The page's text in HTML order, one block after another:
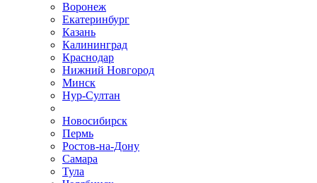
Воронеж
Екатеринбург
Казань
Калининград
Краснодар
Нижний Новгород
Минск
Нур-Султан
Новосибирск
Пермь
Ростов-на-Дону
Самара
Тула